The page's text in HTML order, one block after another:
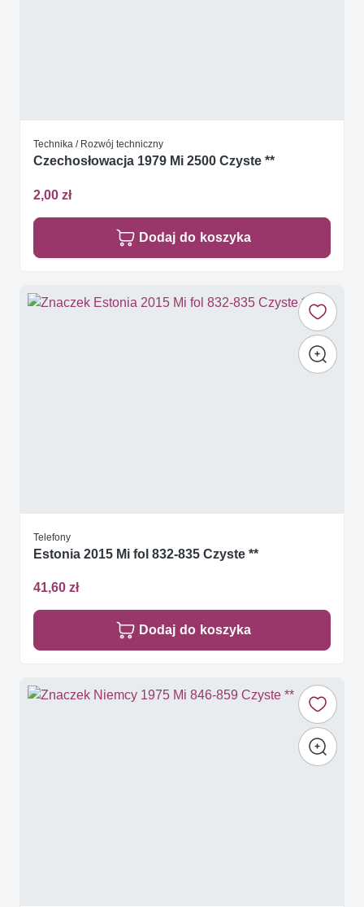
Technika / Rozwój techniczny
Czechosłowacja 1979 Mi 2500 Czyste **
2,00 zł
Dodaj do koszyka
Telefony
Estonia 2015 Mi fol 832-835 Czyste **
41,60 zł
Dodaj do koszyka